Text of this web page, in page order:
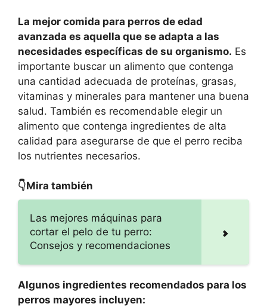
La mejor comida para perros de edad
avanzada es aquella que se adapta a las
necesidades específicas de su organismo. Es
importante buscar un alimento que contenga
una cantidad adecuada de proteínas, grasas,
vitaminas y minerales para mantener una buena
salud. También es recomendable elegir un
alimento que contenga ingredientes de alta
calidad para asegurarse de que el perro reciba
los nutrientes necesarios.
👇Mira también
Las mejores máquinas para
cortar el pelo de tu perro:
Consejos y recomendaciones
Algunos ingredientes recomendados para los
perros mayores incluyen: